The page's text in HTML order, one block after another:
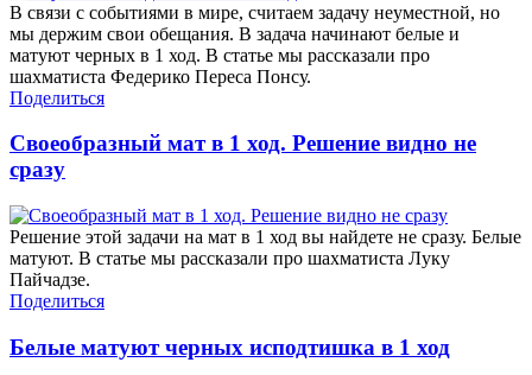
В связи с событиями в мире, считаем задачу неуместной, но
мы держим свои обещания. В задача начинают белые и
матуют черных в 1 ход. В статье мы рассказали про
шахматиста Федерико Переса Понсу.
Поделиться
Своеобразный мат в 1 ход. Решение видно не
сразу
Решение этой задачи на мат в 1 ход вы найдете не сразу. Белые
матуют. В статье мы рассказали про шахматиста Луку
Пайчадзе.
Поделиться
Белые матуют черных исподтишка в 1 ход